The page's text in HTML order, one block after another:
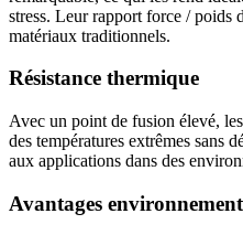
stress. Leur rapport force / poids
matériaux traditionnels.
Résistance thermique
Avec un point de fusion élevé,
des températures extrêmes sans
aux applications dans des
Avantages